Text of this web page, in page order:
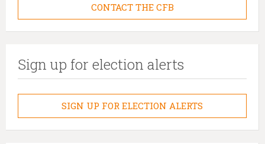
CONTACT THE CFB
Sign up for election alerts
SIGN UP FOR ELECTION ALERTS